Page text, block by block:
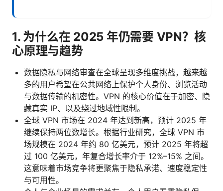
1. 为什么在 2025 年仍需要 VPN？核
心原理与趋势
数据隐私与网络审查在全球呈现多维度挑战，越来越
多的用户希望在公共网络上保护个人身份、浏览活动
与数据传输的机密性。VPN 的核心价值在于加密、隐
藏真实 IP、以及绕过地域性限制。
全球 VPN 市场在 2024 年达到新高，预计 2025 年
继续保持两位数增长。根据行业研究，全球 VPN 市
场规模在 2024 年约 80 亿美元，预计 2025 年将超
过 100 亿美元，年复合增长率介于 12%–15% 之间。
这意味着市场竞争将更聚焦于隐私承诺、速度稳定性
与可用性。